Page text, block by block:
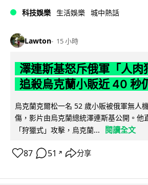
科技娛樂 生活娛樂 城中熱話
Lawton 15 小時
澤連斯基怒斥俄軍「人肉
追殺烏克蘭小販近 40 秒
烏克蘭克爾松一名 52 歲小販被俄軍無人
傷，影片由烏克蘭總統澤連斯基公開。他
「狩獵式」攻擊，烏克蘭...
閱讀全文
87 51 ↗ 分享